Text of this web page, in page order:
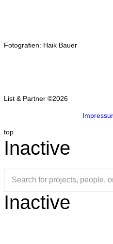
Fotografien: Haik Bauer
List & Partner ©2026
top
Inactive
Inactive